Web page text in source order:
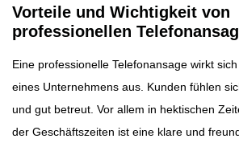
Vorteile und Wichtigkeit von
professionellen
Eine professionelle Telefonansage wirkt
eines Unternehmens aus. Kunden fühlen
und gut betreut. Vor allem in hektischen
der Geschäftszeiten ist eine klare und